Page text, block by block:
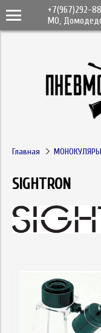
+7(967)292-
МО,
Главная МОНОКУЛЯРЫ
SIGHTRON